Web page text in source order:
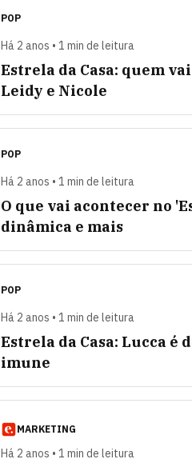
POP
Há 2 anos • 1 min de leitura
Estrela da Casa: quem
Leidy e Nicole
POP
Há 2 anos • 1 min de leitura
O que vai acontecer no
dinâmica e mais
POP
Há 2 anos • 1 min de leitura
Estrela da Casa: Lucca é
imune
MARKETING
Há 2 anos • 1 min de leitura